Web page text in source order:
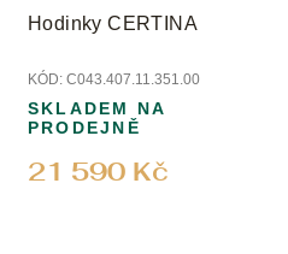
Hodinky CERTINA
KÓD: C043.407.11.351.00
21 590 Kč
SKLADEM NA
PRODEJNĚ